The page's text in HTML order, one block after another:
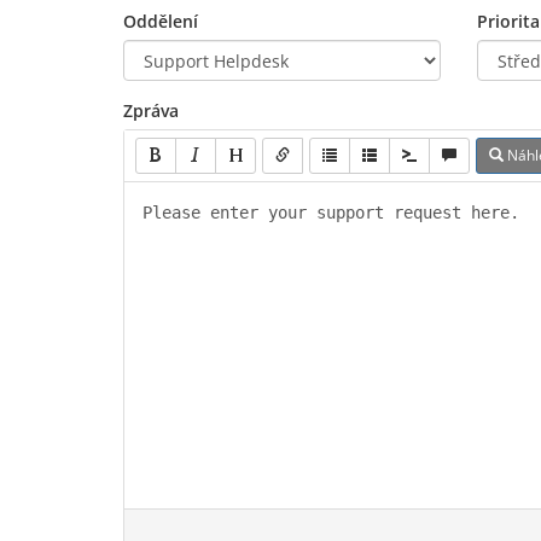
Oddělení Priorita
Zpráva